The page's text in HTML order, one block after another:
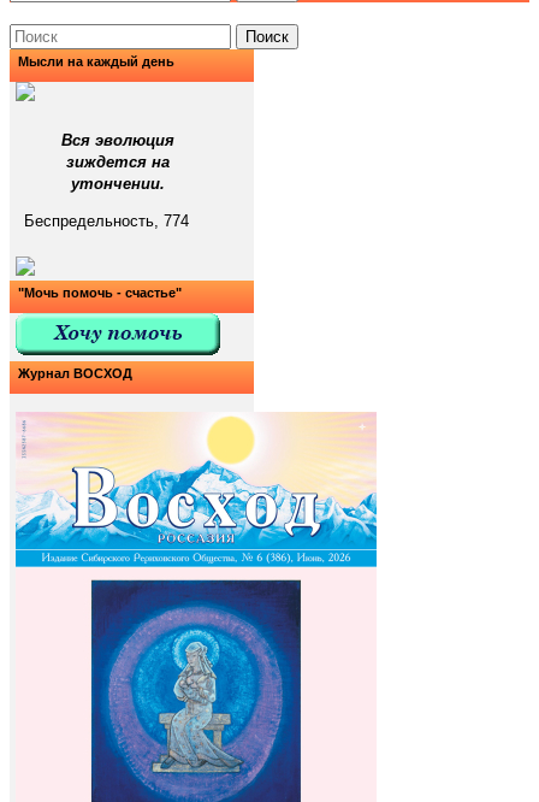
Поиск
Мысли на каждый день
Вся эволюция
зиждется на
утончении.
Беспредельность, 774
"Мочь помочь - счастье"
Журнал ВОСХОД